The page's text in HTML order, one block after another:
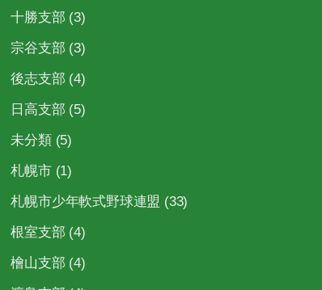
十勝支部 (3)
宗谷支部 (3)
後志支部 (4)
日高支部 (5)
未分類(5)
札幌市(1)
札幌市少年軟式野球連盟 (33)
根室支部 (4)
檜山支部 (4)